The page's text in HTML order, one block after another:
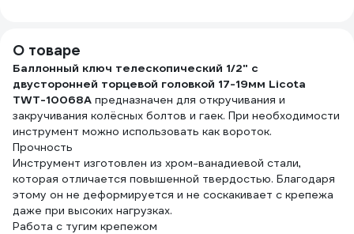
О товаре
Баллонный ключ телескопический 1/2" с
двусторонней торцевой головкой 17-19мм Licota
TWT-10068A предназначен для откручивания и
закручивания колёсных болтов и гаек. При необходимости
инструмент можно использовать как вороток.
Прочность
Инструмент изготовлен из хром-ванадиевой стали,
которая отличается повышенной твердостью. Благодаря
этому он не деформируется и не соскакивает с крепежа
даже при высоких нагрузках.
Работа с тугим крепежом